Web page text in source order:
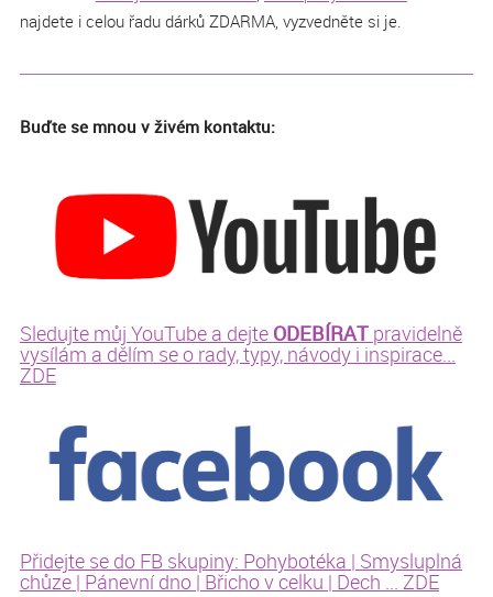
najdete i celou řadu dárků ZDARMA, vyzvedněte si je.
Buďte se mnou v živém kontaktu:
Sledujte můj YouTube a dejte ODEBÍRAT pravidelně
vysílám a dělím se o rady, typy, návody i inspirace...
ZDE
Přidejte se do FB skupiny: Pohybotéka | Smysluplná
chůze | Pánevní dno | Břicho v celku | Dech ... ZDE